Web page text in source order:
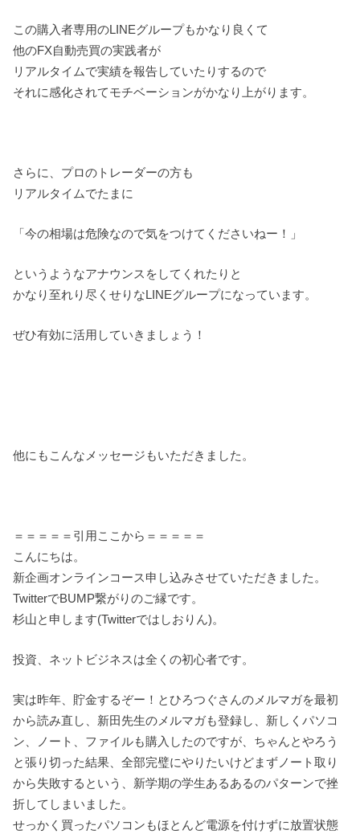
この購入者専用のLINEグループもかなり良くて
他のFX自動売買の実践者が
リアルタイムで実績を報告していたりするので
それに感化されてモチベーションがかなり上がります。
さらに、プロのトレーダーの方も
リアルタイムでたまに
「今の相場は危険なので気をつけてくださいねー！」
というようなアナウンスをしてくれたりと
かなり至れり尽くせりなLINEグループになっています。
ぜひ有効に活用していきましょう！
他にもこんなメッセージもいただきました。
＝＝＝＝＝引用ここから＝＝＝＝＝
こんにちは。
新企画オンラインコース申し込みさせていただきました。
TwitterでBUMP繋がりのご縁です。
杉山と申します(Twitterではしおりん)。
投資、ネットビジネスは全くの初心者です。
実は昨年、貯金するぞー！とひろつぐさんのメルマガを最初
から読み直し、新田先生のメルマガも登録し、新しくパソコ
ン、ノート、ファイルも購入したのですが、ちゃんとやろう
と張り切った結果、全部完璧にやりたいけどまずノート取り
から失敗するという、新学期の学生あるあるのパターンで挫
折してしまいました。
せっかく買ったパソコンもほとんど電源を付けずに放置状態